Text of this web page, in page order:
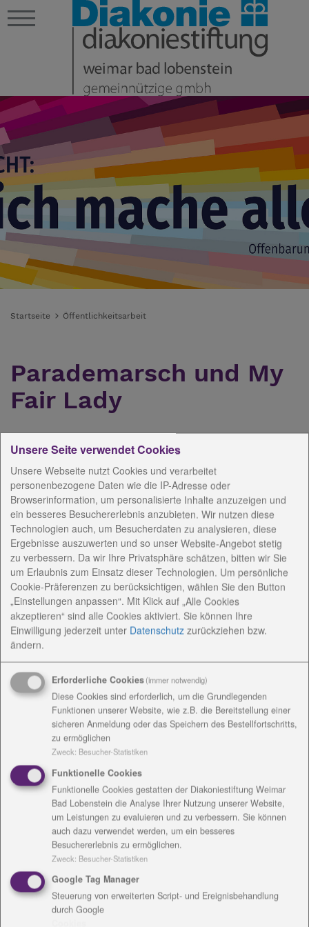
Startseite Öffentlichkeitsarbeit
Parademarsch und My
Fair Lady
15.11.2017
Erfurter Luftwaffenmusikkorps unterstützt mit
Märschen und Musicalmelodien die Spendenaktion
von TA, OTZ und Diakonie Mitteldeutschland
Seit fünf Jahren helfen die Thüringer Allgemeine, die
Ostthüringer Zeitung und die Diakonie
Mitteldeutschland Thüringern in Not. Rund 100.000
Euro kommen bei der Spendenaktion „Thüringen
hilft“ jährlich zusammen, mit denen Projekte in ganz
Thüringen unterstützt werden. Im Fokus der Aktion
stehen sozial schwache Familien, behinderte Kinder
und Jugendliche und demenzkranke Senioren. Auch
in vielen Einrichtungen der Diakoniestiftung Weimar
Bad Lobenstein kam die Hilfe an, etwa in der Fürstin-
Anna-Luisen-Schule Bad Blankenburg, im Cafe Wage
sowie in den Werk- und Wohnstätten in Saalfeld, in
der Begegnungsstätte Liora in Gotha, in
Unsere Seite verwendet Cookies
Unsere Webseite nutzt Cookies und verarbeitet
personenbezogene Daten wie die IP-Adresse oder
Browserinformation, um personalisierte Inhalte anzuzeigen und
ein besseres Besuchererlebnis anzubieten. Wir nutzen diese
Technologien auch, um Besucherdaten zu analysieren, diese
Ergebnisse auszuwerten und so unser Website-Angebot stetig
zu verbessern. Da wir Ihre Privatsphäre schätzen, bitten wir Sie
um Erlaubnis zum Einsatz dieser Technologien. Um persönliche
Cookie-Präferenzen zu berücksichtigen, wählen Sie den Button
„Einstellungen anpassen“. Mit Klick auf „Alle Cookies
akzeptieren“ sind alle Cookies aktiviert. Sie können Ihre
Einwilligung jederzeit unter Datenschutz zurückziehen bzw.
ändern.
Erforderliche Cookies(immer notwendig)
Diese Cookies sind erforderlich, um die Grundlegenden
Funktionen unserer Website, wie z.B. die Bereitstellung einer
sicheren Anmeldung oder das Speichern des Bestellfortschritts,
zu ermöglichen
Zweck: Besucher-Statistiken
Funktionelle Cookies
Funktionelle Cookies gestatten der Diakoniestiftung Weimar
Bad Lobenstein die Analyse Ihrer Nutzung unserer Website,
um Leistungen zu evaluieren und zu verbessern. Sie können
auch dazu verwendet werden, um ein besseres
Besuchererlebnis zu ermöglichen.
Zweck: Besucher-Statistiken
Google Tag Manager
Steuerung von erweiterten Script- und Ereignisbehandlung
durch Google